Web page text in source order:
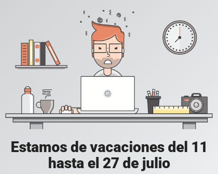
Estamos de vacaciones del 11
hasta el 27 de julio